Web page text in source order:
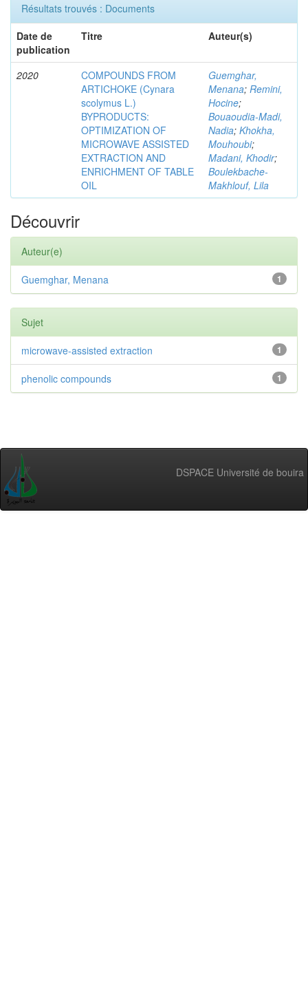
Résultats trouvés : Documents
Date de
publication
Titre Auteur(s)
2020
COMPOUNDS FROM
ARTICHOKE (Cynara
scolymus L.)
BYPRODUCTS:
OPTIMIZATION OF
MICROWAVE ASSISTED
EXTRACTION AND
ENRICHMENT OF TABLE
OIL
Guemghar,
Menana; Remini,
Hocine;
Bouaoudia-Madi,
Nadia; Khokha,
Mouhoubi;
Madani, Khodir;
Boulekbache-
Makhlouf, Lila
Découvrir
Auteur(e)
1
Guemghar, Menana
Sujet
1
microwave-assisted extraction
1
phenolic compounds
DSPACE Université de bouira